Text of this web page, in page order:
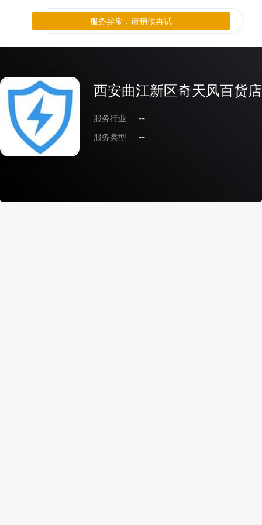
西安曲江新区奇天风百货店
服务行业
--
服务类型
--
服务异常，请稍候再试